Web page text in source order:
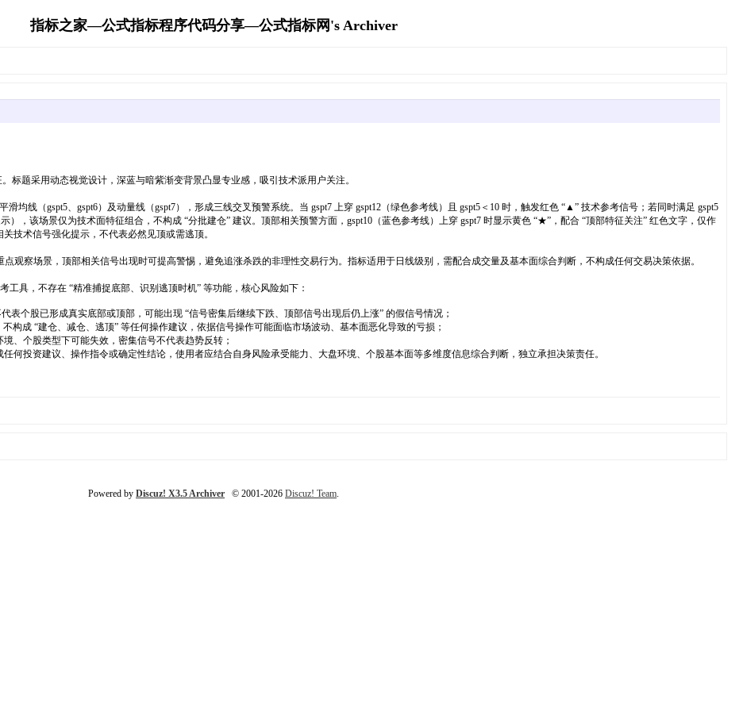
指标之家—公式指标程序代码分享—公式指标网's Archiver
标题采用动态视觉设计，深蓝与暗紫渐变背景凸显专业感，吸引技术派用户关注。
均线（gspt5、gspt6）及动量线（gspt7），形成三线交叉预警系统。当 gspt7 上穿 gspt12（绿色参考线）且 gspt5＜10 时，触发红色 “▲” 技术参考信号；若同时满足 gspt5
），该场景仅为技术面特征组合，不构成 “分批建仓” 建议。顶部相关预警方面，gspt10（蓝色参考线）上穿 gspt7 时显示黄色 “★”，配合 “顶部特征关注” 红色文字，仅作
技术信号强化提示，不代表必然见顶或需逃顶。
观察场景，顶部相关信号出现时可提高警惕，避免追涨杀跌的非理性交易行为。指标适用于日线级别，需配合成交量及基本面综合判断，不构成任何交易决策依据。
具，不存在 “精准捕捉底部、识别逃顶时机” 等功能，核心风险如下：
个股已形成真实底部或顶部，可能出现 “信号密集后继续下跌、顶部信号出现后仍上涨” 的假信号情况；
构成 “建仓、减仓、逃顶” 等任何操作建议，依据信号操作可能面临市场波动、基本面恶化导致的亏损；
、个股类型下可能失效，密集信号不代表趋势反转；
何投资建议、操作指令或确定性结论，使用者应结合自身风险承受能力、大盘环境、个股基本面等多维度信息综合判断，独立承担决策责任。
Powered by Discuz! X3.5 Archiver © 2001-2026 Discuz! Team.